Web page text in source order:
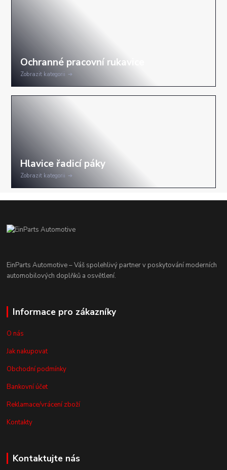
Zobrazit kategorii
Zobrazit kategorii
EinParts Automotive – Váš spolehlivý partner v poskytování moderních
automobilových doplňků a osvětlení.
Informace pro zákazníky
O nás
Jak nakupovat
Obchodní podmínky
Bankovní účet
Reklamace/vrácení zboží
Kontakty
Kontaktujte nás